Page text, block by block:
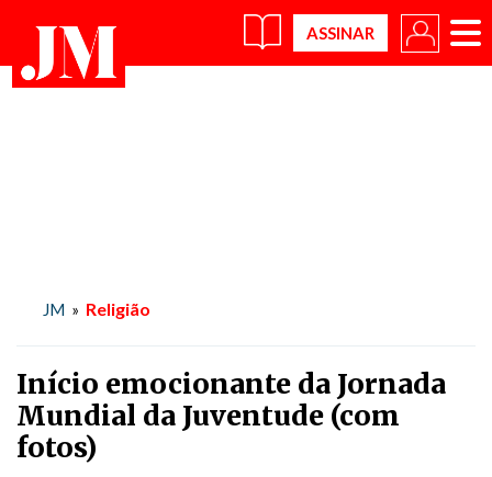
×
JM » Religião
Início emocionante da Jornada
Mundial da Juventude (com
fotos)